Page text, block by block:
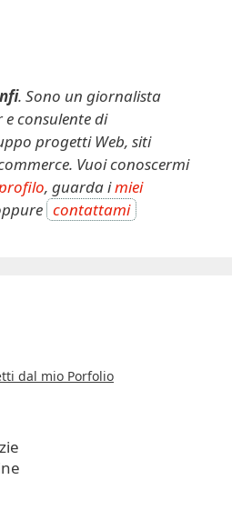
. Sono un giornalista
consulente di
progetti Web, siti
Vuoi conoscermi
, guarda imiei
contattami
dal mio Porfolio